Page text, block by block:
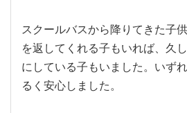
スクールバスから降りてきた子
を返してくれる子もいれば、久
にしている子もいました。いず
るく安心しました。